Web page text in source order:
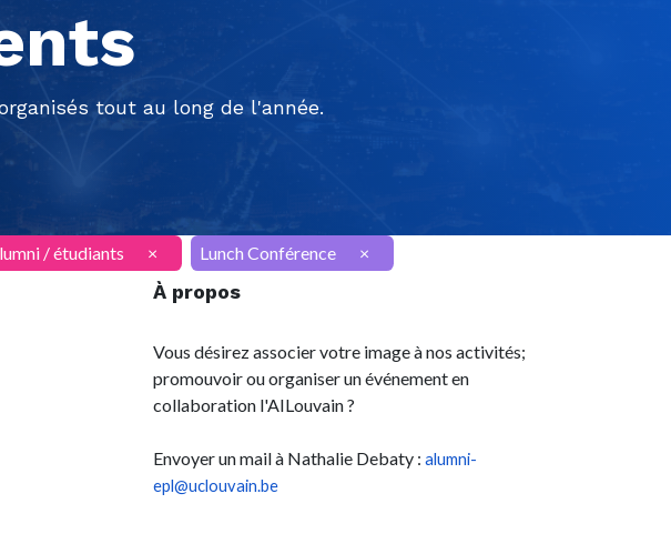
tout au long de l'année.
/ étudiants × Lunch Conférence ×
À propos
Vous désirez associer votre image à nos activités;
promouvoir ou organiser un événement en
collaboration l'AILouvain ?
Envoyer un mail à Nathalie Debaty : alumni-
epl@uclouvain.be